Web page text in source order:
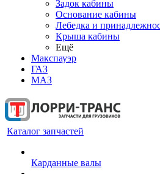
Задок кабины
Основание кабины
Лебедка и
Крыша кабины
Ещё
Макспауэр
ГАЗ
МАЗ
Каталог запчастей
Карданные валы